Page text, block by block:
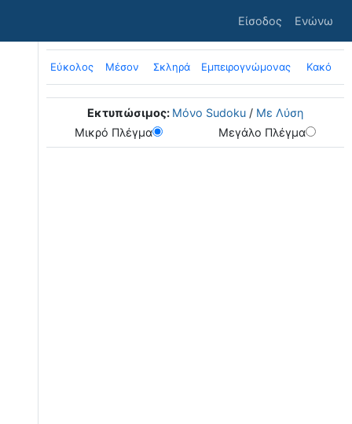
Είσοδος Ενώνω
Εύκολος Μέσον Σκληρά Εμπειρογνώμονας Κακό
Εκτυπώσιμος: Μόνο Sudoku / Με Λύση
Μικρό Πλέγμα
Μεγάλο Πλέγμα